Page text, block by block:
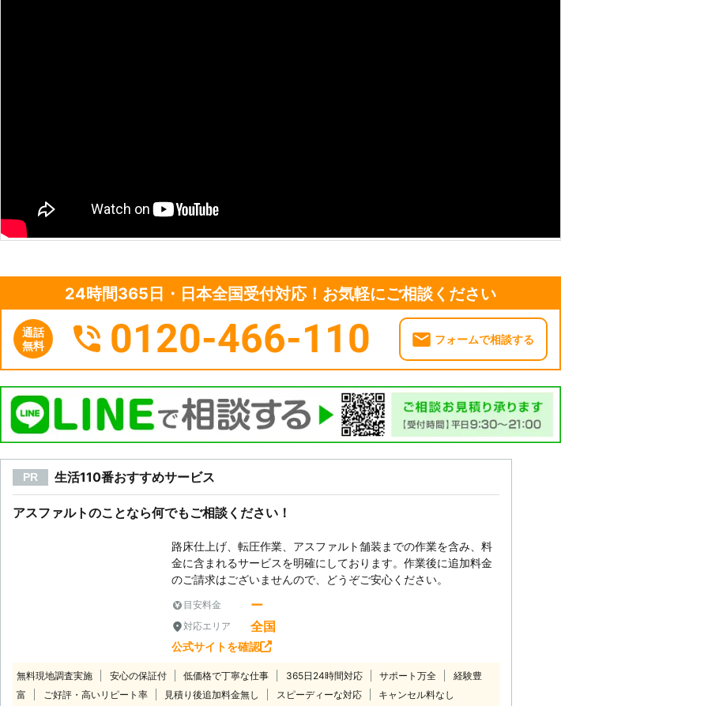
24時間365日・日本全国受付対応！お気軽にご相談ください
通話
無料
0120-466-110 フォームで相談する
PR 生活110番おすすめサービス
アスファルトのことなら何でもご相談ください！
路床仕上げ、転圧作業、アスファルト舗装までの作業を含み、料
金に含まれるサービスを明確にしております。作業後に追加料金
のご請求はございませんので、どうぞご安心ください。
目安料金 ー
対応エリア 全国
公式サイトを確認
無料現地調査実施 安心の保証付 低価格で丁寧な仕事 365日24時間対応 サポート万全
経験豊
富
ご好評・高いリピート率 見積り後追加料金無し スピーディーな対応 キャンセル料なし